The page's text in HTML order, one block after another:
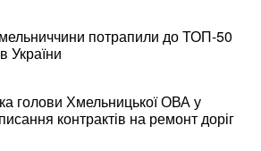
потрапили до ТОП-50
України
голови Хмельницької ОВА у
контрактів на ремонт доріг